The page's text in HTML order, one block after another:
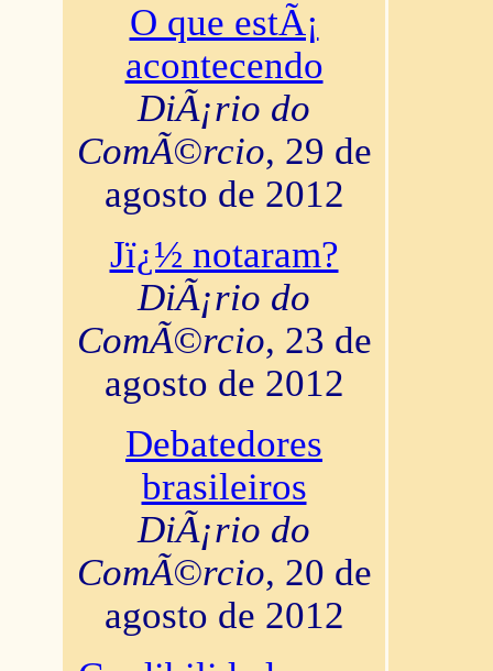
O que estÃ¡
acontecendo
DiÃ¡rio do
ComÃ©rcio, 29 de
agosto de 2012
Jï¿½ notaram?
DiÃ¡rio do
ComÃ©rcio, 23 de
agosto de 2012
Debatedores
brasileiros
DiÃ¡rio do
ComÃ©rcio, 20 de
agosto de 2012